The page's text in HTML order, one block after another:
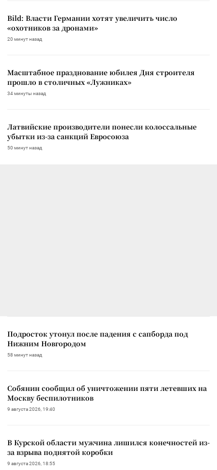
Bild: Власти Германии хотят увеличить число
«охотников за дронами»
20 минут назад
Масштабное празднование юбилея Дня строителя
прошло в столичных «Лужниках»
34 минуты назад
Латвийские производители понесли колоссальные
убытки из-за санкций Евросоюза
50 минут назад
Подросток утонул после падения с сапборда под
Нижним Новгородом
58 минут назад
Собянин сообщил об уничтожении пяти летевших на
Москву беспилотников
9 августа 2026, 19:40
В Курской области мужчина лишился конечностей из-
за взрыва поднятой коробки
9 августа 2026, 18:55